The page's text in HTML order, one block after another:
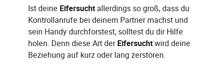
Ist deine Eifersuchtallerdings so groß, dass du
Kontrollanrufe bei deinem Partner machst und
sein Handy durchforstest, solltest du dir Hilfe
holen. Denn diese Art derEifersuchtwird deine
Beziehung auf kurz oder lang zerstören.